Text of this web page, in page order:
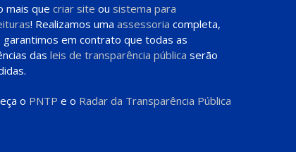
mais que criar site ou sistema para
! Realizamos uma assessoria completa,
garantimos em contrato que todas as
das leis de transparência pública serão
o PNTP e o Radar da Transparência Pública